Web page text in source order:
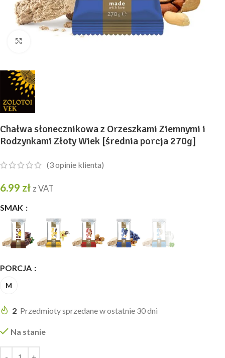
Chałwa słonecznikowa z Orzeszkami Ziemnymi i
Rodzynkami Złoty Wiek [średnia porcja 270g]
(3opinie klienta)
6.99 zł z VAT
SMAK
PORCJA
M
2 Przedmioty sprzedane w ostatnie 30 dni
Na stanie